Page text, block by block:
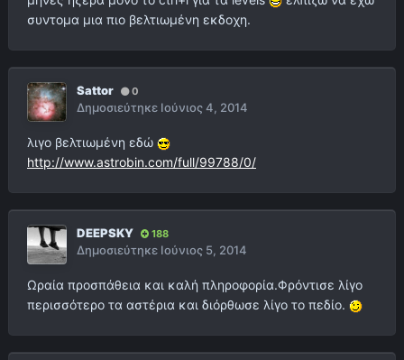
συντομα μια πιο βελτιωμένη εκδοχη.
Sattor 0
Δημοσιεύτηκε Ιούνιος 4, 2014
λιγο βελτιωμένη εδώ
http://www.astrobin.com/full/99788/0/
DEEPSKY 188
Δημοσιεύτηκε Ιούνιος 5, 2014
Ωραία προσπάθεια και καλή πληροφορία.Φρόντισε λίγο
περισσότερο τα αστέρια και διόρθωσε λίγο το πεδίο.